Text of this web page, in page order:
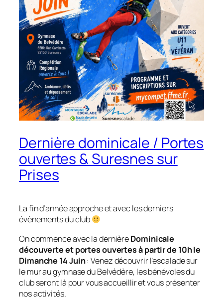
Dernière dominicale / Portes
ouvertes & Suresnes sur
Prises
La fin d’année approche et avec les derniers
évènements du club
On commence avec la dernièreDominicale
découverte et portes ouvertesà partir de 10h le
Dimanche 14 Juin: Venez découvrir l’escalade sur
le mur au gymnase du Belvédère, les bénévoles du
club seront là pour vous accueillir et vous présenter
nos activités.